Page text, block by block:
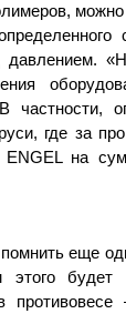
давлением.
частности,
где за
на
еще
этого будет